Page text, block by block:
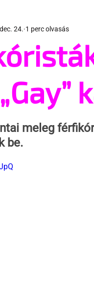
24. 1 perc olvasás
meleg
be.